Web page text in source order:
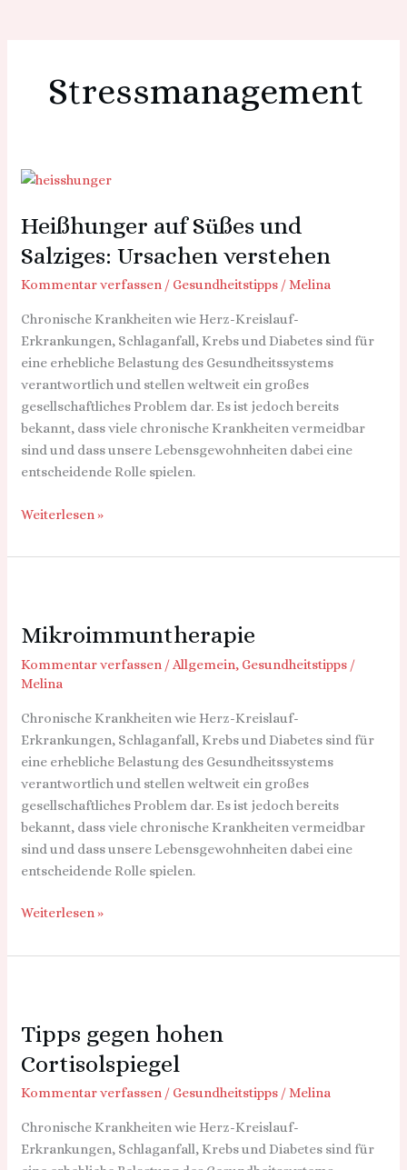
Stressmanagement
Heißhunger auf Süßes und
Salziges: Ursachen verstehen
Kommentar verfassen / Gesundheitstipps /Melina
Chronische Krankheiten wie Herz-Kreislauf-
Erkrankungen, Schlaganfall, Krebs und Diabetes sind für
eine erhebliche Belastung des Gesundheitssystems
verantwortlich und stellen weltweit ein großes
gesellschaftliches Problem dar. Es ist jedoch bereits
bekannt, dass viele chronische Krankheiten vermeidbar
sind und dass unsere Lebensgewohnheiten dabei eine
entscheidende Rolle spielen.
Heißhunger
Süßes
Salziges:
Ursachen
Weiterlesen »
Mikroimmuntherapie
Kommentar verfassen / Allgemein, Gesundheitstipps /
Melina
Chronische Krankheiten wie Herz-Kreislauf-
Erkrankungen, Schlaganfall, Krebs und Diabetes sind für
eine erhebliche Belastung des Gesundheitssystems
verantwortlich und stellen weltweit ein großes
gesellschaftliches Problem dar. Es ist jedoch bereits
bekannt, dass viele chronische Krankheiten vermeidbar
sind und dass unsere Lebensgewohnheiten dabei eine
entscheidende Rolle spielen.
Weiterlesen »
Tipps gegen hohen
Cortisolspiegel
Kommentar verfassen / Gesundheitstipps /Melina
Chronische Krankheiten wie Herz-Kreislauf-
Erkrankungen, Schlaganfall, Krebs und Diabetes sind für
hohen
Cortisolspiegel